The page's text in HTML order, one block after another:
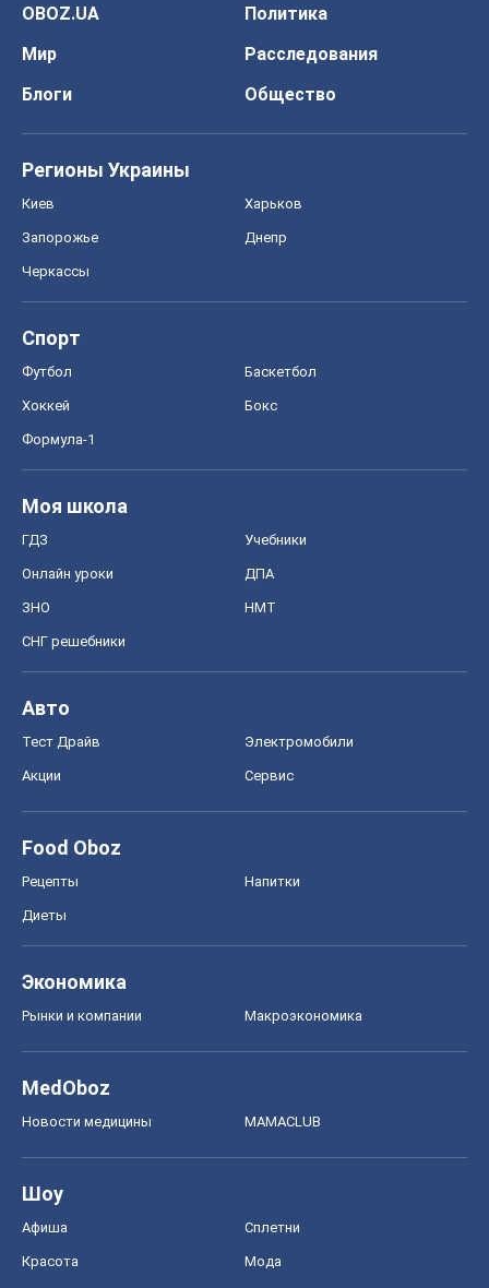
OBOZ.UA
Политика
Мир
Расследования
Блоги
Общество
Регионы Украины
Киев Харьков
Запорожье Днепр
Черкассы
Спорт
Футбол Баскетбол
Хоккей Бокс
Формула-1
Моя школа
ГДЗ Учебники
Онлайн уроки ДПА
ЗНО НМТ
СНГ решебники
Авто
Тест Драйв Электромобили
Акции Сервис
Food Oboz
Рецепты Напитки
Диеты
Экономика
Рынки и компании Mакроэкономика
MedOboz
Новости медицины MAMACLUB
Шоу
Афиша Сплетни
Красота Мода